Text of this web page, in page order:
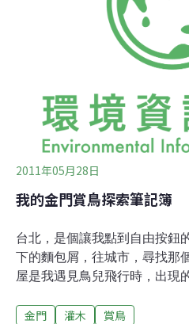
的雄鳥，一身樸素保護色的雌
的褐翅鴉鵑，總是來不及看清
去，從湖下到金城的的慈湖路
伏的丘陵景緻，十分迷人。如
2011年05月28日
我的金門賞鳥探索筆記簿
台北，是個讓我點到自由按鈕
下的麵包屑，往城市，尋找那
屋是我遇見鳥兒飛行時，出現
嬉鬧著自由。自由的風降落臉
金門 灌木 賞鳥